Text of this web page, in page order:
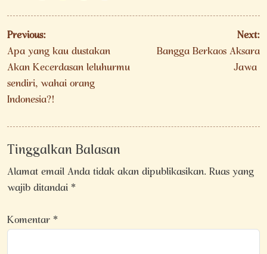
Navigasi
pos
Previous:
Apa yang kau dustakan
Akan Kecerdasan leluhurmu
sendiri, wahai orang
Indonesia?!
Next:
Bangga Berkaos Aksara
Jawa
Tinggalkan Balasan
Alamat email Anda tidak akan dipublikasikan.Ruas yang
wajib ditandai*
Komentar*